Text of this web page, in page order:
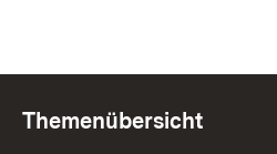
Themenübersicht